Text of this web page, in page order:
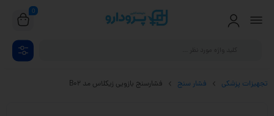
0
تجهیزات پزشکی فشار سنج فشارسنج بازویی زیکلاس مد B02